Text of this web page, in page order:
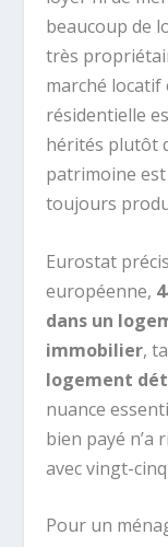
beaucoup de
très
marché locatif
résidentielle
hérités plutôt
patrimoine
toujours
Eurostat
européenne,
dans un
immobilier,
logement
nuance
bien payé n’a
avec vingt-
Pour un